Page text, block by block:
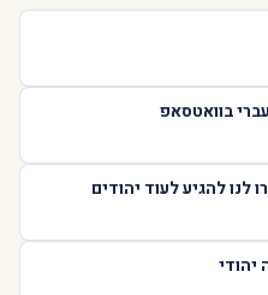
בוואטסאפ
להגיע לעוד יהודים